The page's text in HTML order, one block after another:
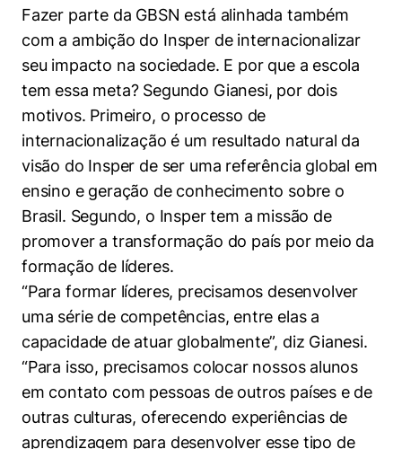
Fazer parte da GBSN está alinhada também
com a ambição do Insper de internacionalizar
seu impacto na sociedade. E por que a escola
tem essa meta? Segundo Gianesi, por dois
motivos. Primeiro, o processo de
internacionalização é um resultado natural da
visão do Insper de ser uma referência global em
ensino e geração de conhecimento sobre o
Brasil. Segundo, o Insper tem a missão de
promover a transformação do país por meio da
formação de líderes.
“Para formar líderes, precisamos desenvolver
uma série de competências, entre elas a
capacidade de atuar globalmente”, diz Gianesi.
“Para isso, precisamos colocar nossos alunos
em contato com pessoas de outros países e de
outras culturas, oferecendo experiências de
aprendizagem para desenvolver esse tipo de